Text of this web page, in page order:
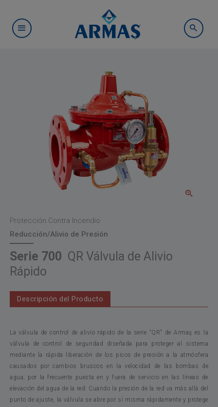
Protección Contra Incendio
Reducción/Alivio de Presión
Serie 700 QR Válvula de Alivio
Rápido
Descripción del Producto
La válvula de control de alivio rápido de la serie "QR" de Armaş es la
válvula de control de seguridad diseñada para proteger al sistema
mediante la rápida liberación de los picos de presión a la atmósfera
causados por cambios bruscos en la velocidad de las bombas de
agua, por la frecuente puesta en y fuera de servicio en las líneas de
elevación del agua de la red. Cuando la presión de la red va más allá del
punto de ajuste, la válvula se abre por sí misma rápidamente y protege